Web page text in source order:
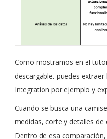
Como mostramos en el
descargable, puedes
Integration por ejemplo y
Cuando se busca una
medidas, corte y detalles de
Dentro de esa comparación,